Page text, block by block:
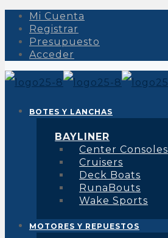
Mi Cuenta
Registrar
Presupuesto
Acceder
BOTES Y LANCHAS
BAYLINER
Center Consoles
Cruisers
Deck Boats
RunaBouts
Wake Sports
MOTORES Y REPUESTOS